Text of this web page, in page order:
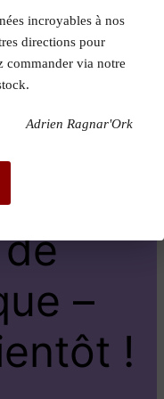
le
!
–
!
incroyables à nos
directions pour
commander via notre
Adrien Ragnar'Ork